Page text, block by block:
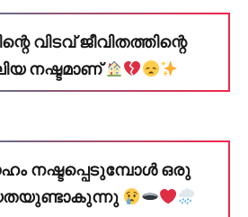
വിടവ് ജീവിതത്തിന്റെ
നഷ്ടമാണ്
നഷ്ടപ്പെടുമ്പോൾ ഒരു